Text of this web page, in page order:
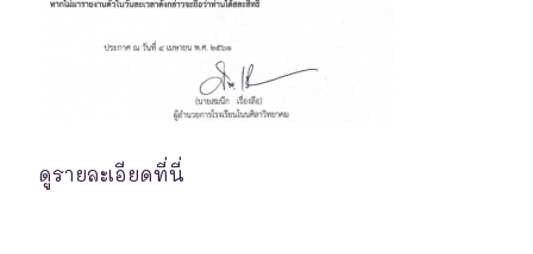
ดูรายละเอียดที่นี่